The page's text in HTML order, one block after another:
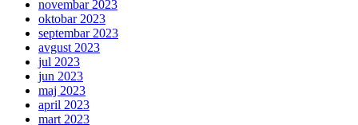
novembar 2023
oktobar 2023
septembar 2023
avgust 2023
jul 2023
jun 2023
maj 2023
april 2023
mart 2023